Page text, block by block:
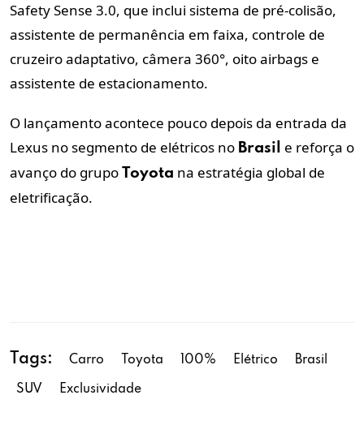
Safety Sense 3.0, que inclui sistema de pré-colisão,
assistente de permanência em faixa, controle de
cruzeiro adaptativo, câmera 360°, oito airbags e
assistente de estacionamento.
O lançamento acontece pouco depois da entrada da
Lexus no segmento de elétricos no Brasil
e reforça o
avanço do grupo Toyota na estratégia global de
eletrificação.
Tags: Carro Toyota 100% Elétrico Brasil
SUV Exclusividade